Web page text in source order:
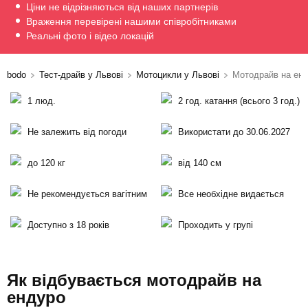
Ціни не відрізняються від наших партнерів
Враження перевірені нашими співробітниками
Реальні фото і відео локацій
bodo Тест-драйв у Львові Мотоцикли у Львові Мотодрайв на
1 люд. 2 год. катання (всього 3 год.)
Не залежить від погоди Використати до 30.06.2027
до 120 кг від 140 см
Не рекомендується вагітним Все необхідне видається
Доступно з 18 років Проходить у групі
Як відбувається мотодрайв на
ендуро